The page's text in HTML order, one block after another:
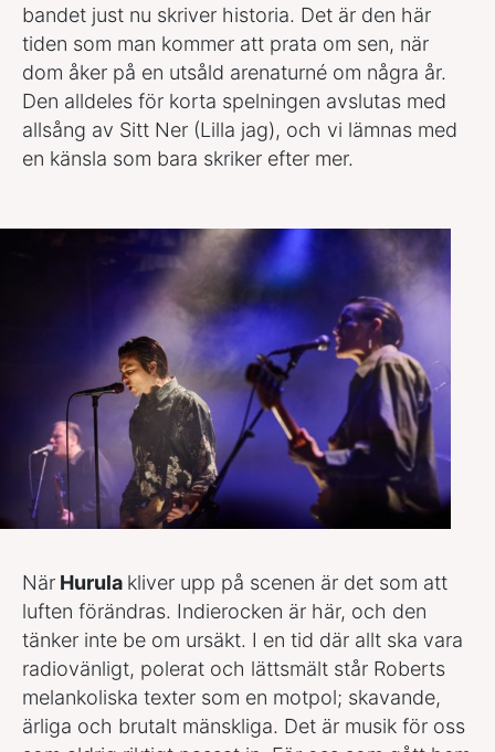
bandet just nu skriver historia. Det är den här
tiden som man kommer att prata om sen, när
dom åker på en utsåld arenaturné om några år.
Den alldeles för korta spelningen avslutas med
allsång av Sitt Ner (Lilla jag), och vi lämnas med
en känsla som bara skriker efter mer.
När Hurula kliver upp på scenen är det som att
luften förändras. Indierocken är här, och den
tänker inte be om ursäkt. I en tid där allt ska vara
radiovänligt, polerat och lättsmält står Roberts
melankoliska texter som en motpol; skavande,
ärliga och brutalt mänskliga. Det är musik för oss